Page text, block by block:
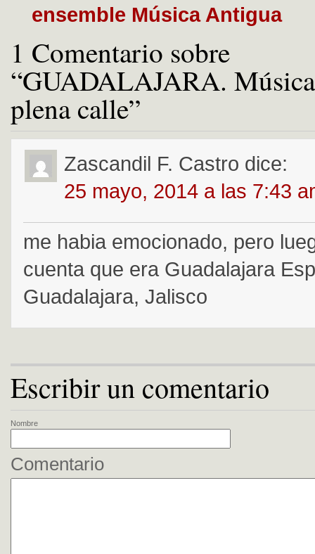
ensemble Música Antigua
1 Comentario sobre
“GUADALAJARA.
plena calle”
Zascandil F. Castro dice:
25 mayo, 2014 a las 7:43
me habia emocionado, pero
cuenta que era Guadalajara
Guadalajara, Jalisco
Escribir un comentario
Nombre
Comentario